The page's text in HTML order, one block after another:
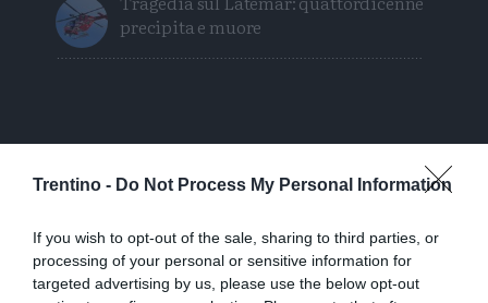
Trentino - Do Not Process My Personal Information
If you wish to opt-out of the sale, sharing to third parties, or
processing of your personal or sensitive information for
targeted advertising by us, please use the below opt-out
precipita e muore